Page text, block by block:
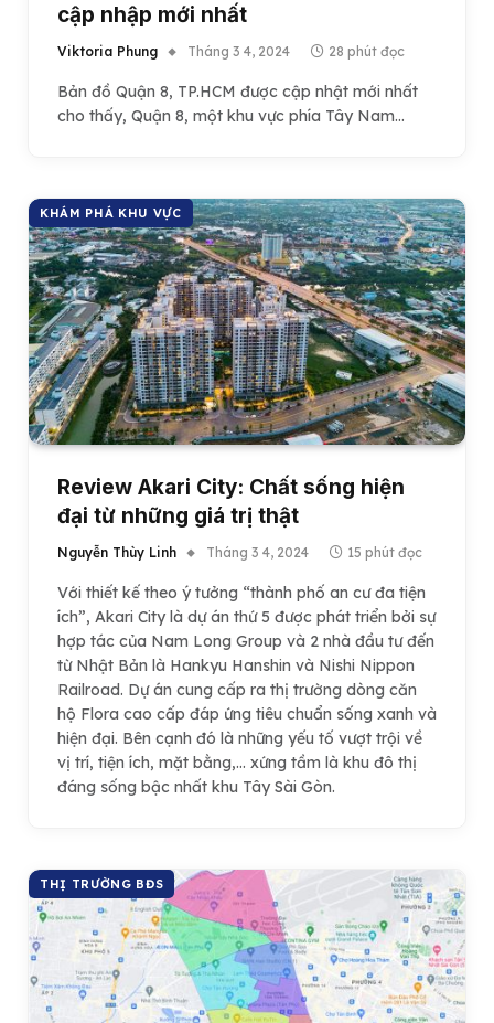
cập nhập mới nhất
Viktoria Phung Tháng 3 4, 2024 28 phút đọc
Bản đồ Quận 8, TP.HCM được cập nhật mới nhất
cho thấy, Quận 8, một khu vực phía Tây Nam…
KHÁM PHÁ KHU VỰC
Review Akari City: Chất sống hiện
đại từ những giá trị thật
Nguyễn Thùy Linh Tháng 3 4, 2024 15 phút đọc
Với thiết kế theo ý tưởng “thành phố an cư đa tiện
ích”, Akari City là dự án thứ 5 được phát triển bởi sự
hợp tác của Nam Long Group và 2 nhà đầu tư đến
từ Nhật Bản là Hankyu Hanshin và Nishi Nippon
Railroad. Dự án cung cấp ra thị trường dòng căn
hộ Flora cao cấp đáp ứng tiêu chuẩn sống xanh và
hiện đại. Bên cạnh đó là những yếu tố vượt trội về
vị trí, tiện ích, mặt bằng,… xứng tầm là khu đô thị
đáng sống bậc nhất khu Tây Sài Gòn.
THỊ TRƯỜNG BĐS